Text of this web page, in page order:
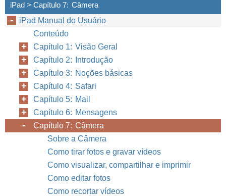
iPad > Capítulo 7: Câmera
iPad Manual do Usuário
Conteúdo
Capítulo 1: Visão Geral
Capítulo 2: Introdução
Capítulo 3: Noções básicas
Capítulo 4: Safari
Capítulo 5: Mail
Capítulo 6: Mensagens
Capítulo 7: Câmera
Sobre a Câmera
Como tirar fotos e gravar vídeos
Como visualizar, compartilhar e imprimir
Como editar fotos
Como recortar vídeos